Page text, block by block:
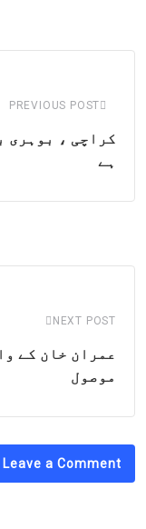
PREVIOUS POST
کراچی ، بوہری
ہے
NEXT POST
عمران خان کے
موصول
Leave a Comment